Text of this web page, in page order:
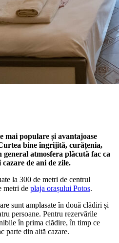
mai populare și avantajoase
bine îngrijită, curățenia,
atmosfera plăcută fac ca
de ani de zile.
la 300 de metri de centrul
metri de plaja orașului Potos.
sunt amplasate în două clădiri și
persoane. Pentru rezervările
în prima clădire, în timp ce
parte din altă cazare.